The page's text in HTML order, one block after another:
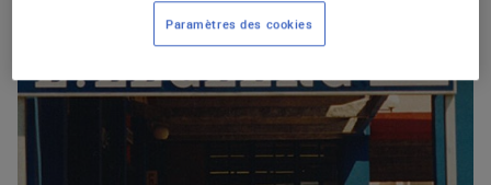
Paramètres des cookies